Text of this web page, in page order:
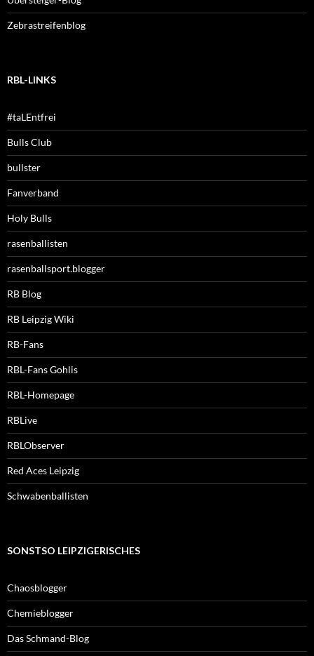
Zebrastreifenblog
RBL-LINKS
#taLEntfrei
Bulls Club
bullster
Fanverband
Holy Bulls
rasenballisten
rasenballsport.blogger
RB Blog
RB Leipzig Wiki
RB-Fans
RBL-Fans Gohlis
RBL-Homepage
RBLive
RBLObserver
Red Aces Leipzig
Schwabenballisten
SONSTSO LEIPZIGERISCHES
Chaosblogger
Chemieblogger
Das Schmand-Blog